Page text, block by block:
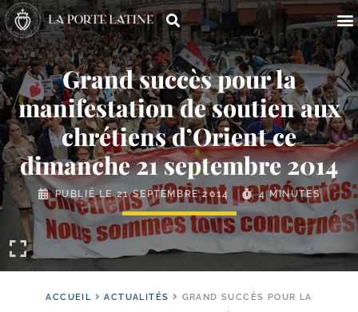
Grand succès pour la
manifestation de soutien aux
chrétiens d’Orient ce
dimanche 21 septembre 2014
PUBLIÉ LE 21 SEPTEMBRE 2014 4 MINUTES
ACCUEIL ACTUALITÉS
GRAND SUCCÈS POUR LA